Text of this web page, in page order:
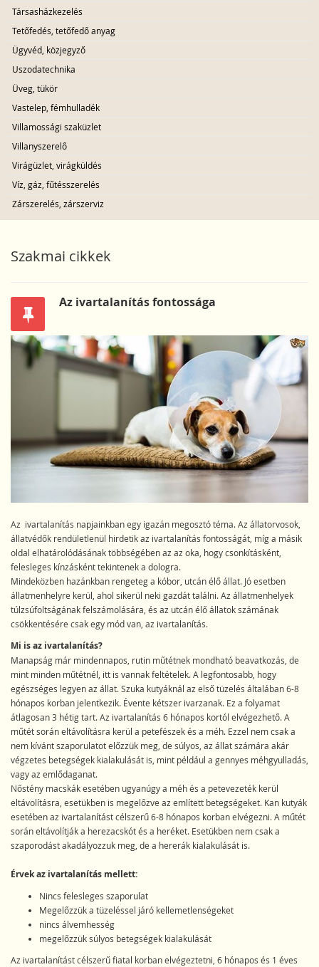
Társasházkezelés
Tetőfedés, tetőfedő anyag
Ügyvéd, közjegyző
Uszodatechnika
Üveg, tükör
Vastelep, fémhulladék
Villamossági szaküzlet
Villanyszerelő
Virágüzlet, virágküldés
Víz, gáz, fűtésszerelés
Zárszerelés, zárszerviz
Szakmai cikkek
Az ivartalanítás fontossága
Az ivartalanítás napjainkban egy igazán megosztó téma. Az állatorvosok,
állatvédők rendületlenül hirdetik az ivartalanítás fontosságát, míg a másik
oldal elhatárolódásának többségében az az oka, hogy csonkításként,
felesleges kínzásként tekintenek a dologra.
Mindeközben hazánkban rengeteg a kóbor, utcán élő állat. Jó esetben
állatmenhelyre kerül, ahol sikerül neki gazdát találni. Az állatmenhelyek
túlzsúfoltságának felszámolására, és az utcán élő állatok számának
csökkentésére csak egy mód van, az ivartalanítás.
Mi is az ivartalanítás?
Manapság már mindennapos, rutin műtétnek mondható beavatkozás, de
mint minden műtétnél, itt is vannak feltételek. A legfontosabb, hogy
egészséges legyen az állat. Szuka kutyáknál az első tüzelés általában 6-8
hónapos korban jelentkezik. Évente kétszer ivarzanak. Ez a folyamat
átlagosan 3 hétig tart. Az ivartalanítás 6 hónapos kortól elvégezhető. A
műtét során eltávolításra kerül a petefészek és a méh. Ezzel nem csak a
nem kívánt szaporulatot előzzük meg, de súlyos, az állat számára akár
végzetes betegségek kialakulását is, mint például a gennyes méhgyulladás,
vagy az emlődaganat.
Nőstény macskák esetében ugyanúgy a méh és a petevezeték kerül
eltávolításra, esetükben is megelőzve az említett betegségeket. Kan kutyák
esetében az ivartalanítást célszerű 6-8 hónapos korban elvégezni. A műtét
során eltávolítják a herezacskót és a heréket. Esetükben nem csak a
szaporodást akadályozzuk meg, de a hererák kialakulását is.
Érvek az ivartalanítás mellett:
Nincs felesleges szaporulat
Megelőzzük a tüzeléssel járó kellemetlenségeket
nincs álvemhesség
megelőzzük súlyos betegségek kialakulását
Az ivartalanítást célszerű fiatal korban elvégeztetni, 6 hónapos és 1 éves